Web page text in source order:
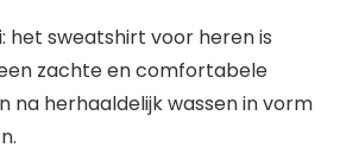
sweatshirt voor heren is
zachte en comfortabele
na herhaaldelijk wassen in vorm